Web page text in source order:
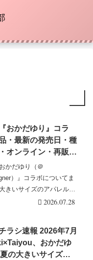
おかだゆり』コラ
・最新の発売日・種
オンライン・再販ま
店はどこ？大きいサ
ーデが2026/7/29よ
かだゆり（＠
）』コラボについてま
きいサイズのアパレル、
・・続きを読む2026.07.28
ラシ速報 2026年7月
、おかだゆ
の大きいサイズ、